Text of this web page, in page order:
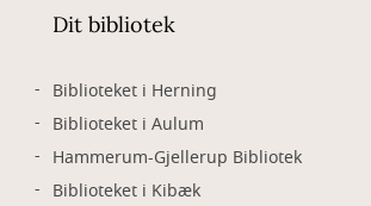
Dit bibliotek
Biblioteket i Herning
Biblioteket i Aulum
Hammerum-Gjellerup Bibliotek
Biblioteket i Kibæk